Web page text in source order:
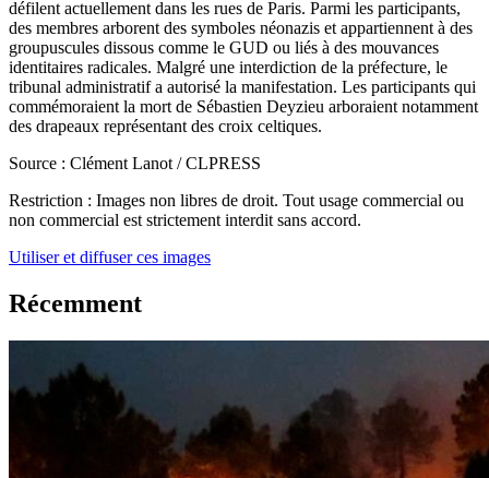
défilent actuellement dans les rues de Paris. Parmi les participants,
des membres arborent des symboles néonazis et appartiennent à des
groupuscules dissous comme le GUD ou liés à des mouvances
identitaires radicales. Malgré une interdiction de la préfecture, le
tribunal administratif a autorisé la manifestation. Les participants qui
commémoraient la mort de Sébastien Deyzieu arboraient notamment
des drapeaux représentant des croix celtiques.
Source : Clément Lanot / CLPRESS
Restriction : Images non libres de droit. Tout usage commercial ou
non commercial est strictement interdit sans accord.
Utiliser et diffuser ces images
Récemment